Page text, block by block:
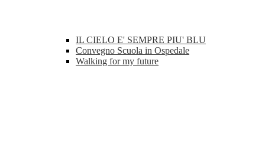
IL CIELO E' SEMPRE PIU' BLU
Convegno Scuola in Ospedale
Walking for my future